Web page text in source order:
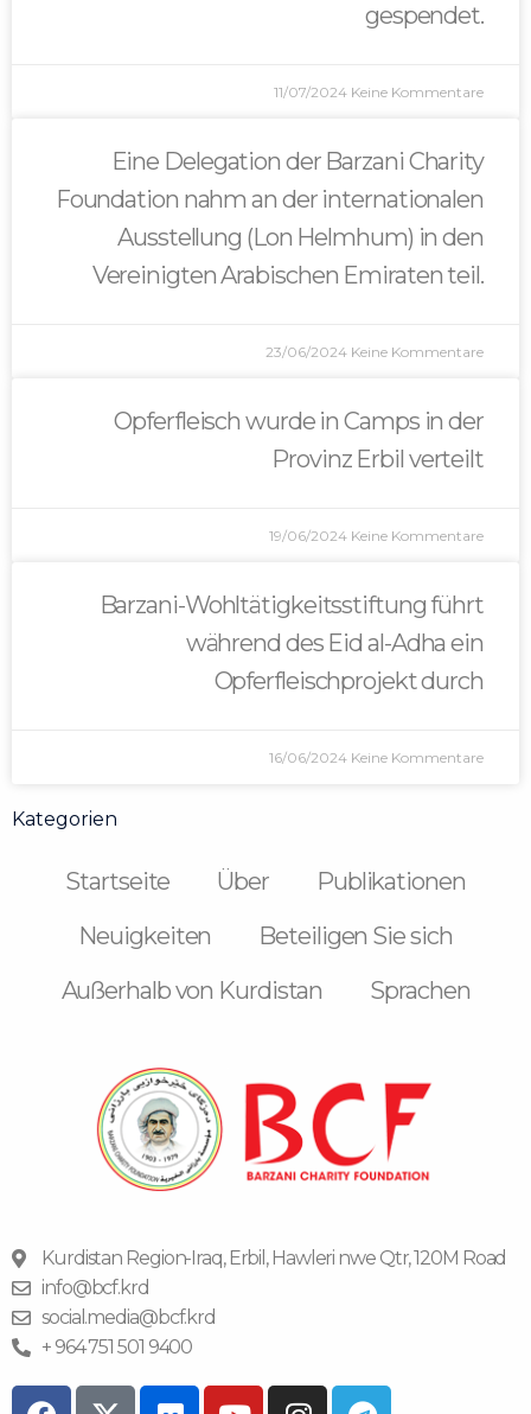
gespendet.
11/07/2024 Keine Kommentare
Eine Delegation der Barzani Charity
Foundation nahm an der internationalen
Ausstellung (Lon Helmhum) in den
Vereinigten Arabischen Emiraten teil.
23/06/2024 Keine Kommentare
Opferfleisch wurde in Camps in der
Provinz Erbil verteilt
19/06/2024 Keine Kommentare
Barzani-Wohltätigkeitsstiftung führt
während des Eid al-Adha ein
Opferfleischprojekt durch
16/06/2024 Keine Kommentare
Kategorien
Startseite Über
Publikationen
Neuigkeiten
Beteiligen Sie sich
Außerhalb von Kurdistan
Sprachen
Kurdistan Region-Iraq, Erbil, Hawleri nwe Qtr, 120M Road
info@bcf.krd
social.media@bcf.krd
+ 964 751 501 9400
F
F
Y
I
T